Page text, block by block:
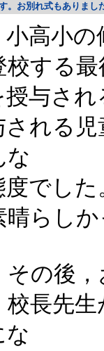
。お別れ式もありまし
高小
校する
与さ
される
な
度でし
晴らしか
その後
校長先
な